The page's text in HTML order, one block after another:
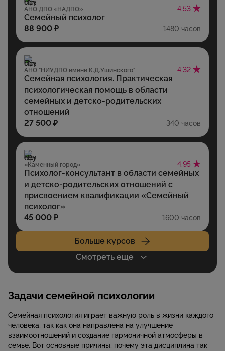
АНО ДПО «НАДПО» 4.53
Семейный психолог
88 900 ₽
1480 часов
АНО "НИУДПО имени К.Д.Ушинского" 4.32
Семейная психология. Практическая
психологическая помощь в области
семейных и детско-родительских
отношений
27 500 ₽
340 часов
«Каменный город» 4.95
Психолог-консультант в области семейных
и детско-родительских отношений с
присвоением квалификации «Семейный
психолог»
45 000 ₽
1600 часов
Больше курсов
Смотреть еще
Задачи семейной психологии
Семейная психология играет важную роль в жизни каждого
человека, так как она направлена на улучшение
взаимоотношений и создание гармоничной атмосферы в
семье. Вот основные причины, почему эта дисциплина так